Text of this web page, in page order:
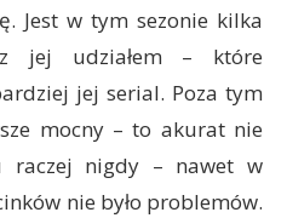
Jest w tym sezonie kilka
z jej udziałem – które
jej serial. Poza tym
mocny – to akurat nie
raczej nigdy – nawet w
nie było problemów.